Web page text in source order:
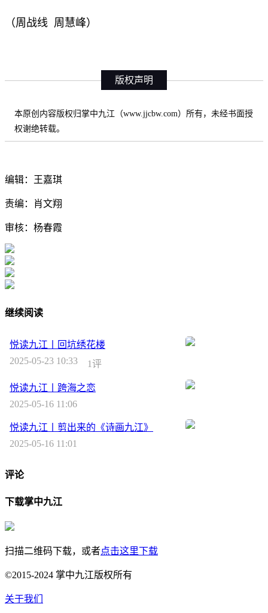
（周战线 周慧峰）
版权声明
本原创内容版权归掌中九江（www.jjcbw.com）所有，未经书面授
权谢绝转载。
编辑：王嘉琪
责编：肖文翔
审核：杨春霞
继续阅读
悦读九江丨回坑绣花楼
2025-05-23 10:33
1评
悦读九江丨跨海之恋
2025-05-16 11:06
悦读九江丨剪出来的《诗画九江》
2025-05-16 11:01
评论
下载掌中九江
扫描二维码下载，或者点击这里下载
©2015-2024 掌中九江版权所有
关于我们